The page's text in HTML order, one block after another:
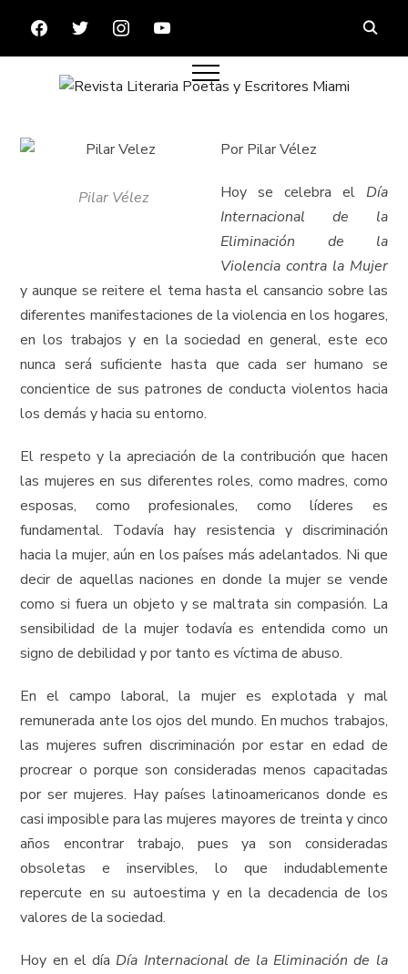
FACEBOOKTWITTERINSTAGRAMYOUTUBE
Pilar Vélez
Por Pilar Vélez
Hoy se celebra el Día
Internacional de la
Eliminación de la
Violencia contra la Mujer
y aunque se reitere el tema hasta el cansancio sobre las
diferentes manifestaciones de la violencia en los hogares,
en los trabajos y en la sociedad en general, este eco
nunca será suficiente hasta que cada ser humano se
concientice de sus patrones de conducta violentos hacia
los demás y hacia su entorno.
El respeto y la apreciación de la contribución que hacen
las mujeres en sus diferentes roles, como madres, como
esposas, como profesionales, como líderes es
fundamental. Todavía hay resistencia y discriminación
hacia la mujer, aún en los países más adelantados. Ni que
decir de aquellas naciones en donde la mujer se vende
como si fuera un objeto y se maltrata sin compasión. La
sensibilidad de la mujer todavía es entendida como un
signo de debilidad y por tanto es víctima de abuso.
En el campo laboral, la mujer es explotada y mal
remunerada ante los ojos del mundo. En muchos trabajos,
las mujeres sufren discriminación por estar en edad de
procrear o porque son consideradas menos capacitadas
por ser mujeres. Hay países latinoamericanos donde es
casi imposible para las mujeres mayores de treinta y cinco
años encontrar trabajo, pues ya son consideradas
obsoletas e inservibles, lo que indudablemente
repercute en su autoestima y en la decadencia de los
valores de la sociedad.
Hoy en el díaDía Internacional de la Eliminación de la